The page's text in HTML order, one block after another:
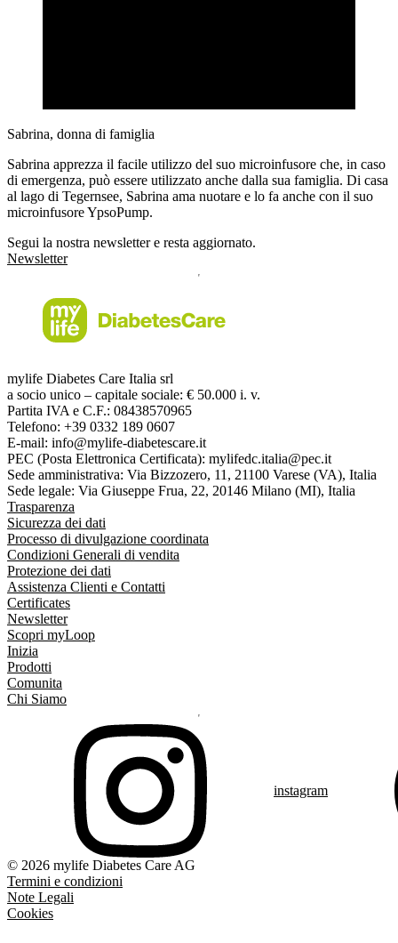
Sabrina, donna di famiglia
Sabrina apprezza il facile utilizzo del suo microinfusore che, in caso
di emergenza, può essere utilizzato anche dalla sua famiglia. Di casa
al lago di Tegernsee, Sabrina ama nuotare e lo fa anche con il suo
microinfusore YpsoPump.
Segui la nostra newsletter e resta aggiornato.
Newsletter
mylife Diabetes Care Italia srl
a socio unico – capitale sociale: € 50.000 i. v.
Partita IVA e C.F.: 08438570965
Telefono: +39 0332 189 0607
E-mail: info@mylife-diabetescare.it
PEC (Posta Elettronica Certificata): mylifedc.italia@pec.it
Sede amministrativa: Via Bizzozero, 11, 21100 Varese (VA), Italia
Sede legale: Via Giuseppe Frua, 22, 20146 Milano (MI), Italia
Trasparenza
Sicurezza dei dati
Processo di divulgazione coordinata
Condizioni Generali di vendita
Protezione dei dati
Assistenza Clienti e Contatti
Certificates
Newsletter
Scopri myLoop
Inizia
Prodotti
Comunita
Chi Siamo
instagram
© 2026 mylife Diabetes Care AG
Termini e condizioni
Note Legali
Cookies